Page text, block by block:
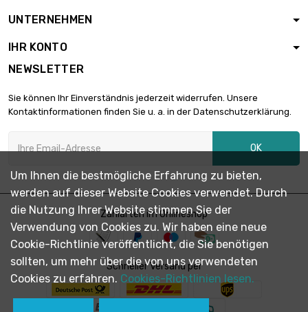
UNTERNEHMEN
IHR KONTO
NEWSLETTER
Sie können Ihr Einverständnis jederzeit widerrufen. Unsere
Kontaktinformationen finden Sie u. a. in der Datenschutzerklärung.
OK
Zahlarten im Onlineshop
Schneller Versand per
Um Ihnen die bestmögliche Erfahrung zu bieten,
werden auf dieser Website Cookies verwendet. Durch
die Nutzung Ihrer Website stimmen Sie der
Verwendung von Cookies zu. Wir haben eine neue
Cookie-Richtlinie veröffentlicht, die Sie benötigen
sollten, um mehr über die von uns verwendeten
Cookies zu erfahren. Cookies-Richtlinien lesen.